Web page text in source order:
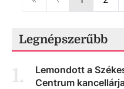
Legnépszerűbb
1.
Lemondott a
Centrum